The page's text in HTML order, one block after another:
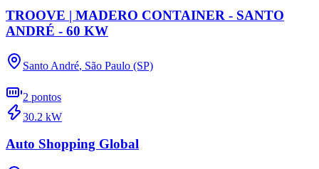
TROOVE | MADERO CONTAINER - SANTO
ANDRÉ - 60 KW
Santo André, São Paulo (SP)
2 pontos
30.2 kW
Auto Shopping Global